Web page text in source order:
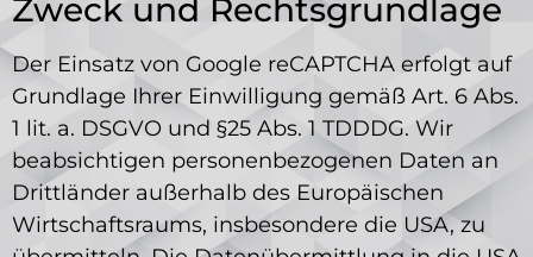
Zweck und Rechtsgrundlage
Der Einsatz von Google reCAPTCHA erfolgt auf
Grundlage Ihrer Einwilligung gemäß Art. 6 Abs.
1 lit. a. DSGVO und §25 Abs. 1 TDDDG. Wir
beabsichtigen personenbezogenen Daten an
Drittländer außerhalb des Europäischen
Wirtschaftsraums, insbesondere die USA, zu